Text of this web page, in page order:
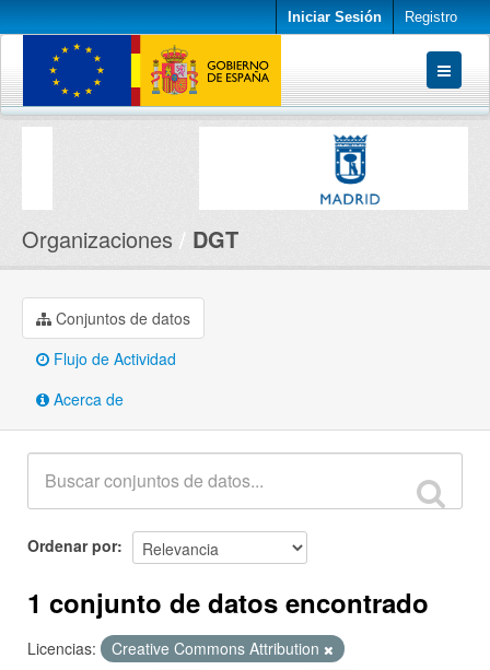
Iniciar Sesión Registro
Conjuntos de datos
Organizaciones DGT
Conjuntos de datos
Flujo de Actividad
Acerca de
Ordenar por
1 conjunto de datos encontrado
Licencias:
Creative Commons Attribution